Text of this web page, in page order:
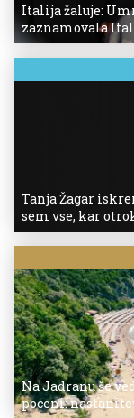
Italija žaluje:
zaznamovala
Tanja Žagar
sem vse, kar
Na Jadranu še
poceni: